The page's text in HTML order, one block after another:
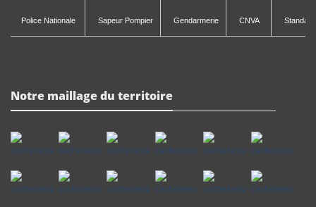
Police Nationale Sapeur Pompier Gendarmerie CNVA
Notre maillage du territoire